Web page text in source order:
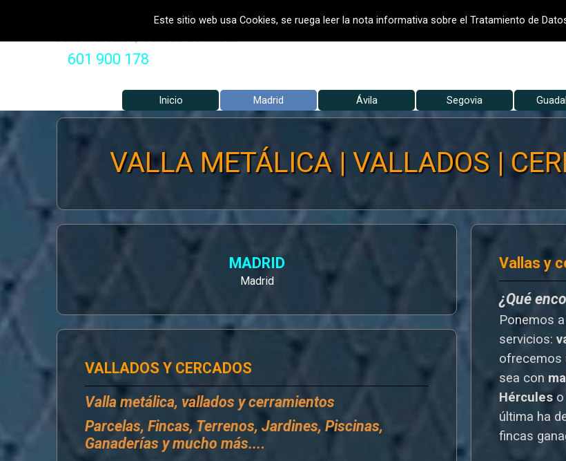
Este sitio web usa Cookies, se ruega leer la nota informativa sobre el Tratamiento de
VALLADOS METALICOS MADRID - VALLADO DE FINCAS
601 900 178
Saltar menú
Inicio Madrid ▼
Ávila ▼
Segovia ▼
VALLA METÁLICA | VALLADOS |
MADRID
Madrid
VALLADOS Y CERCADOS
Valla metálica, vallados y cerramientos
Parcelas, Fincas, Terrenos, Jardines, Piscinas,
Ganaderías y mucho más....
Vallas y
¿Qué
Ponemos
servicios:
ofrecemos
sea con
Hércules o
última ha
fincas